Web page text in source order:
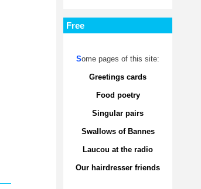
Free
Some pages of this site:
Greetings cards
Food poetry
Singular pairs
Swallows of Bannes
Laucou at the radio
Our hairdresser friends